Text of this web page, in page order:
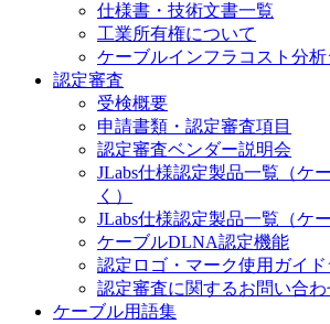
仕様書・技術文書一覧
工業所有権について
ケーブルインフラコスト分
認定審査
受検概要
申請書類・認定審査項目
認定審査ベンダー説明会
JLabs仕様認定製品一覧（ケ
く）
JLabs仕様認定製品一覧（ケ
ケーブルDLNA認定機能
認定ロゴ・マーク使用ガイド
認定審査に関するお問い合わ
ケーブル用語集